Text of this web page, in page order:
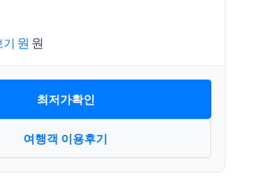
최저가확인
여행객 이용후기